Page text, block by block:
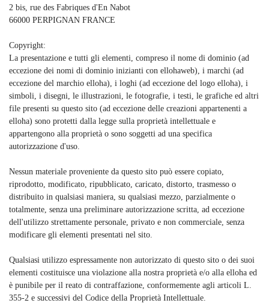
2 bis, rue des Fabriques d'En Nabot
66000 PERPIGNAN FRANCE
Copyright:
La presentazione e tutti gli elementi, compreso il nome di dominio (ad
eccezione dei nomi di dominio inizianti con ellohaweb), i marchi (ad
eccezione del marchio elloha), i loghi (ad eccezione del logo elloha), i
simboli, i disegni, le illustrazioni, le fotografie, i testi, le grafiche ed altri
file presenti su questo sito (ad eccezione delle creazioni appartenenti a
elloha) sono protetti dalla legge sulla proprietà intellettuale e
appartengono alla proprietà o sono soggetti ad una specifica
autorizzazione d'uso.
Nessun materiale proveniente da questo sito può essere copiato,
riprodotto, modificato, ripubblicato, caricato, distorto, trasmesso o
distribuito in qualsiasi maniera, su qualsiasi mezzo, parzialmente o
totalmente, senza una preliminare autorizzazione scritta, ad eccezione
dell'utilizzo strettamente personale, privato e non commerciale, senza
modificare gli elementi presentati nel sito.
Qualsiasi utilizzo espressamente non autorizzato di questo sito o dei suoi
elementi costituisce una violazione alla nostra proprietà e/o alla elloha ed
è punibile per il reato di contraffazione, conformemente agli articoli L.
355-2 e successivi del Codice della Proprietà Intellettuale.